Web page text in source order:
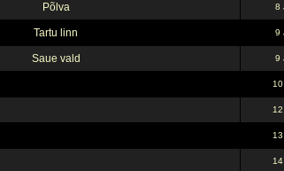
Põlva 8
Tartu linn 9
Saue vald 9